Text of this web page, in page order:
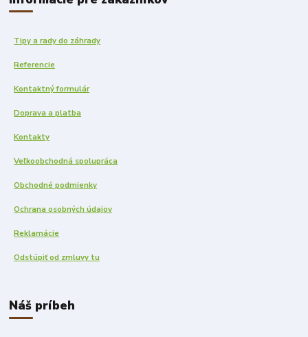
Tipy a rady do záhrady
Referencie
Kontaktný formulár
Doprava a platba
Kontakty
Veľkoobchodná spolupráca
Obchodné podmienky
Ochrana osobných údajov
Reklamácie
Odstúpiť od zmluvy tu
Náš príbeh